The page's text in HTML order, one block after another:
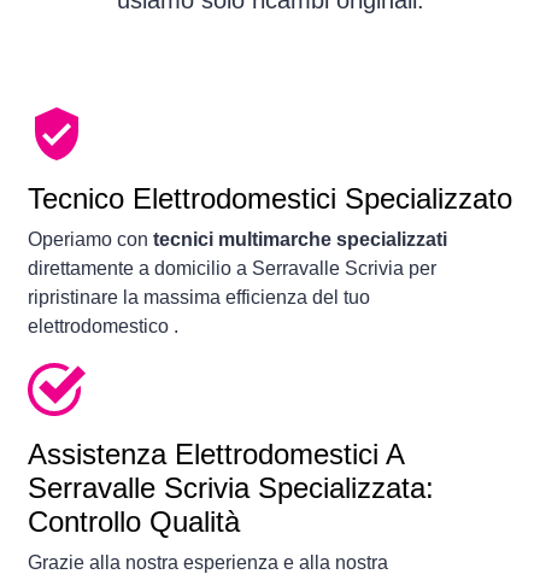
Tecnico Elettrodomestici Specializzato
Operiamo con tecnici multimarche specializzati
direttamente a domicilio a Serravalle Scrivia per
ripristinare la massima efficienza del tuo
elettrodomestico .
Assistenza Elettrodomestici A
Serravalle Scrivia Specializzata:
Controllo Qualità
Grazie alla nostra esperienza e alla nostra